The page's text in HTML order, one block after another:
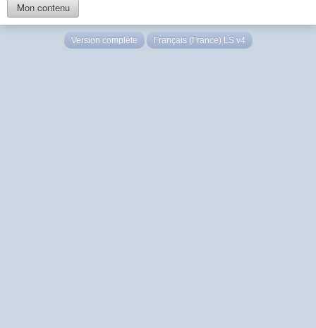
Mon contenu
Version complète Français (France) LS v4